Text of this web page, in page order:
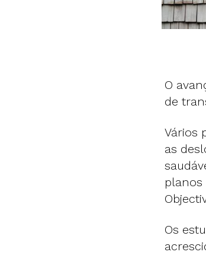
O
de
Vários
as
Os